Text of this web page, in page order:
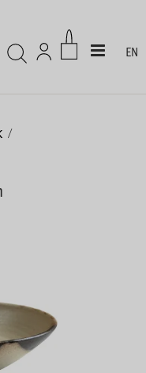
EN
/